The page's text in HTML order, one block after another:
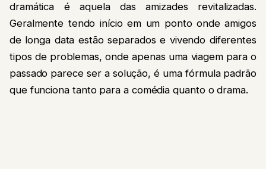
dramática é aquela das amizades revitalizadas.
Geralmente tendo início em um ponto onde amigos
de longa data estão separados e vivendo diferentes
tipos de problemas, onde apenas uma viagem para o
passado parece ser a solução, é uma fórmula padrão
que funciona tanto para a comédia quanto o drama.